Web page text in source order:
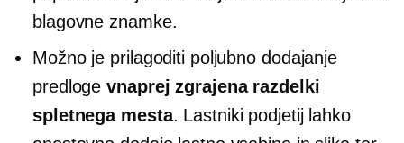
blagovne znamke.
Možno je prilagoditi poljubno dodajanje
predlogevnaprej zgrajenarazdelki
spletnega mesta. Lastniki podjetij lahko